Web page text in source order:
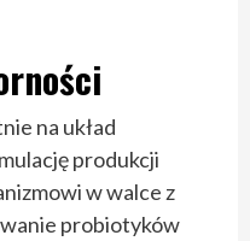
na układ
produkcji
w walce z
probiotyków